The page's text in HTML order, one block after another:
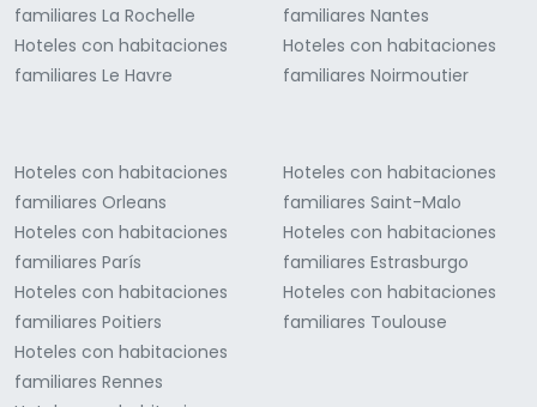
familiares La Rochelle
Hoteles con habitaciones
familiares Le Havre
familiares Nantes
Hoteles con habitaciones
familiares Noirmoutier
Hoteles con habitaciones
familiares Orleans
Hoteles con habitaciones
familiares París
Hoteles con habitaciones
familiares Poitiers
Hoteles con habitaciones
familiares Rennes
Hoteles con habitaciones
familiares Saint-Malo
Hoteles con habitaciones
familiares Estrasburgo
Hoteles con habitaciones
familiares Toulouse